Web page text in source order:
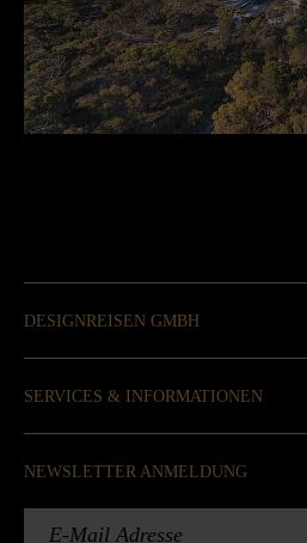
DESIGNREISEN GMBH
SERVICES & INFORMATIONEN
NEWSLETTER ANMELDUNG